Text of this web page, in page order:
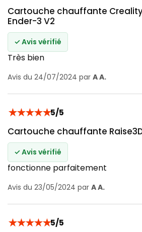
Cartouche chauffante Creality
Ender-3 V2
✓ Avis vérifié
Très bien
Avis du 24/07/2024 par A A.
★★★★★5/5
Cartouche chauffante Raise3D
✓ Avis vérifié
fonctionne parfaitement
Avis du 23/05/2024 par A A.
★★★★★5/5